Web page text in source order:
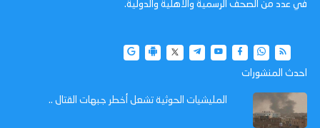
في عدد من الصحف الرسمية والاهلية والدولية.
احدث المنشورات
المليشيات الحوثية تشعل أخطر جبهات القتال ..